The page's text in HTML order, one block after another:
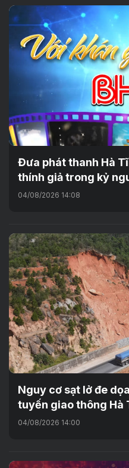
Đưa phát thanh Hà
thính giả trong kỷ
04/08/2026 14:08
Nguy cơ sạt lở đe
tuyến giao thông Hà
04/08/2026 14:00